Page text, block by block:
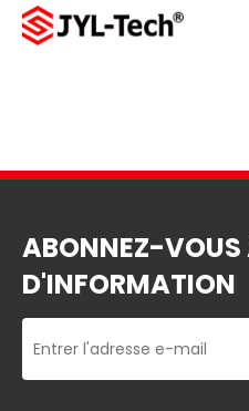
ABONNEZ-VOUS
D'INFORMATION